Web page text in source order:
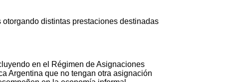
distintas prestaciones destinadas
en el Régimen de Asignaciones
Argentina que no tengan otra asignación